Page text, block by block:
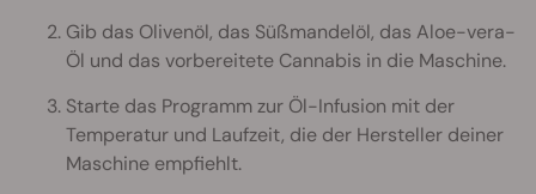
Gib das Olivenöl, das Süßmandelöl, das Aloe-vera-
Öl und das vorbereitete Cannabis in die Maschine.
Starte das Programm zur Öl-Infusion mit der
Temperatur und Laufzeit, die der Hersteller deiner
Maschine empfiehlt.